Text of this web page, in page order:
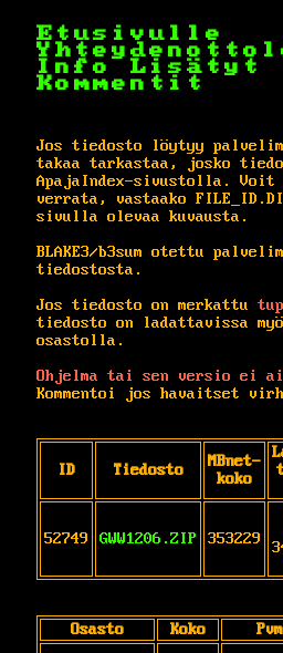
Etusivulle
Info
Lisätyt
Kommentit
Jos tiedosto löytyy
takaa tarkastaa, josko
ApajaIndex-sivustolla. Voit
verrata, vastaako
sivulla olevaa kuvausta.
BLAKE3/b3sum otettu
tiedostosta.
Jos tiedosto on merkattu
tiedosto on ladattavissa
osastolla.
Ohjelma tai sen versio ei
Kommentoi jos havaitset
ID Tiedosto
MBnet-
koko
52749 GWW1206.ZIP 353229
Osasto Koko Pvm